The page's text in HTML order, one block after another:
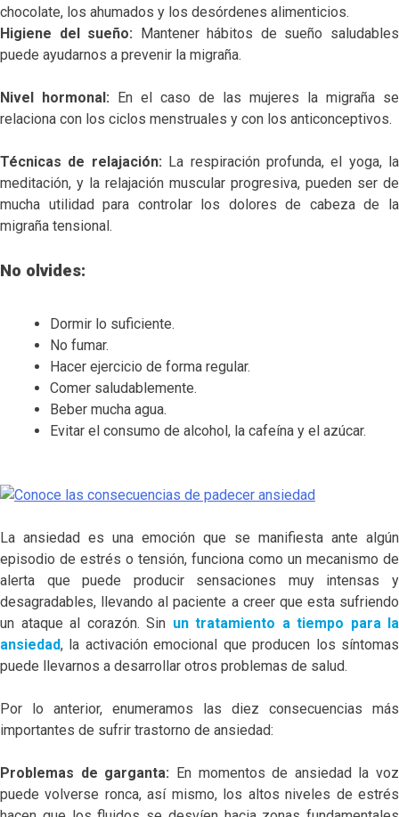
chocolate, los ahumados y los desórdenes alimenticios.
Higiene del sueño: Mantener hábitos de sueño saludables
puede ayudarnos a prevenir la migraña.
Nivel hormonal: En el caso de las mujeres la migraña se
relaciona con los ciclos menstruales y con los anticonceptivos.
Técnicas de relajación: La respiración profunda, el yoga, la
meditación, y la relajación muscular progresiva, pueden ser de
mucha utilidad para controlar los dolores de cabeza de la
migraña tensional.
No olvides:
Dormir lo suficiente.
No fumar.
Hacer ejercicio de forma regular.
Comer saludablemente.
Beber mucha agua.
Evitar el consumo de alcohol, la cafeína y el azúcar.
La ansiedad es una emoción que se manifiesta ante algún
episodio de estrés o tensión, funciona como un mecanismo de
alerta que puede producir sensaciones muy intensas y
desagradables, llevando al paciente a creer que esta sufriendo
un ataque al corazón. Sin un tratamiento a tiempo para la
ansiedad, la activación emocional que producen los síntomas
puede llevarnos a desarrollar otros problemas de salud.
Por lo anterior, enumeramos las diez consecuencias más
importantes de sufrir trastorno de ansiedad:
Problemas de garganta: En momentos de ansiedad la voz
puede volverse ronca, así mismo, los altos niveles de estrés